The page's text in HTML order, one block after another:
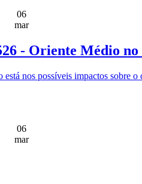
06
mar
- Oriente Médio
nos possíveis impactos sobre
06
mar